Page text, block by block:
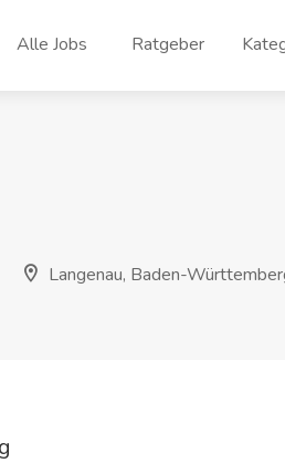
Alle Jobs Ratgeber
Langenau, Baden-